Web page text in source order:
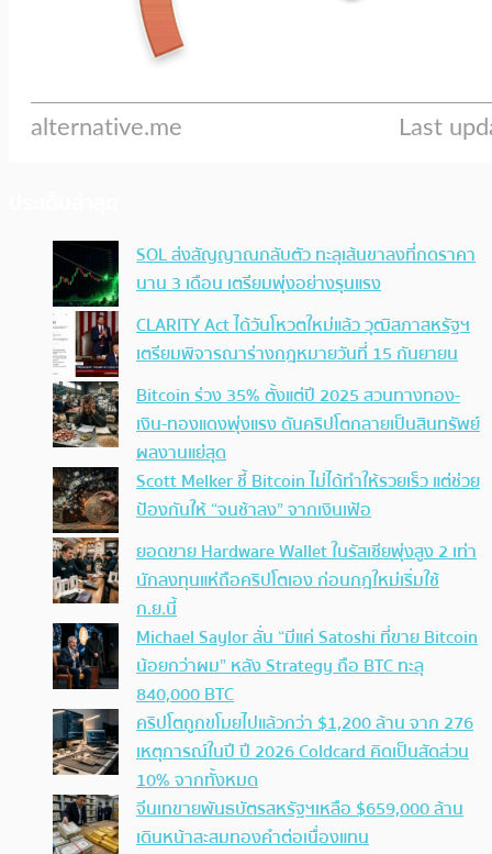
SOL ส่งสัญญาณกลับตัว ทะลุเส้นขาลงที่กดราคา
นาน 3 เดือน เตรียมพุ่งอย่างรุนแรง
CLARITY Act ได้วันโหวตใหม่แล้ว วุฒิสภาสหรัฐฯ
เตรียมพิจารณาร่างกฎหมายวันที่ 15 กันยายน
Bitcoin ร่วง 35% ตั้งแต่ปี 2025 สวนทางทอง-
เงิน-ทองแดงพุ่งแรง ดันคริปโตกลายเป็นสินทรัพย์
ผลงานแย่สุด
Scott Melker ชี้ Bitcoin ไม่ได้ทำให้รวยเร็ว แต่ช่วย
ป้องกันให้ “จนช้าลง” จากเงินเฟ้อ
ยอดขาย Hardware Wallet ในรัสเซียพุ่งสูง 2 เท่า
นักลงทุนแห่ถือคริปโตเอง ก่อนกฎใหม่เริ่มใช้
ก.ย.นี้
Michael Saylor ลั่น “มีแค่ Satoshi ที่ขาย Bitcoin
น้อยกว่าผม” หลัง Strategy ถือ BTC ทะลุ
840,000 BTC
คริปโตถูกขโมยไปแล้วกว่า $1,200 ล้าน จาก 276
เหตุการณ์ในปี ปี 2026 Coldcard คิดเป็นสัดส่วน
10% จากทั้งหมด
จีนเทขายพันธบัตรสหรัฐฯเหลือ $659,000 ล้าน
เดินหน้าสะสมทองคำต่อเนื่องแทน